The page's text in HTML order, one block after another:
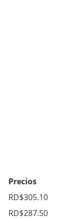
Precios
RD$305.10
RD$287.50